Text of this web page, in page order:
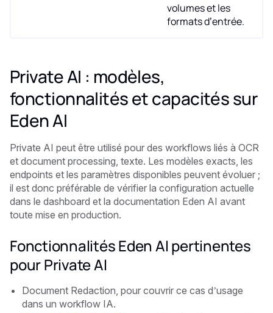
volumes et les
formats d’entrée.
Private AI : modèles,
fonctionnalités et capacités sur
Eden AI
Private AI peut être utilisé pour des workflows liés à OCR
et document processing, texte. Les modèles exacts, les
endpoints et les paramètres disponibles peuvent évoluer ;
il est donc préférable de vérifier la configuration actuelle
dans le dashboard et la documentation Eden AI avant
toute mise en production.
Fonctionnalités Eden AI pertinentes
pour Private AI
Document Redaction, pour couvrir ce cas d’usage
dans un workflow IA.